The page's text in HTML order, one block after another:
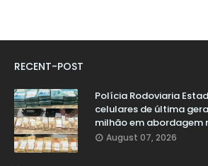
RECENT-POST
Polícia Rodoviaria
celulares de última
milhão em abordagem
August 07, 2026